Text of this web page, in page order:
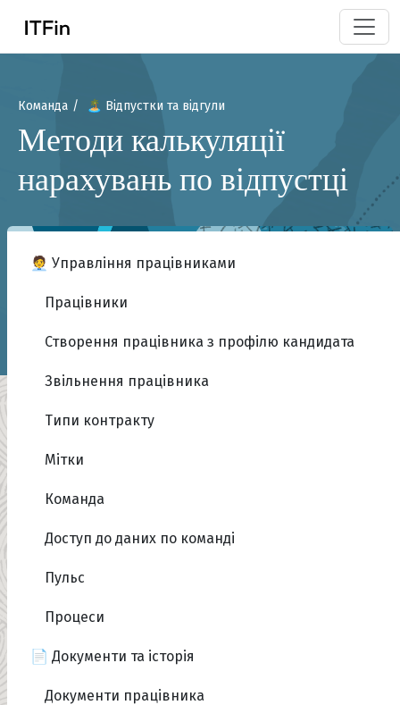
Команда 🏝️ Відпустки та відгули
Методи калькуляції
нарахувань по відпустці
🧑‍💼 Управління працівниками
Працівники
Створення працівника з профілю кандидата
Звільнення працівника
Типи контракту
Мітки
Команда
Доступ до даних по команді
Пульс
Процеси
📄 Документи та історія
Документи працівника